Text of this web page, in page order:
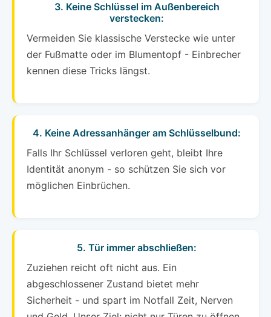
3. Keine Schlüssel im Außenbereich
verstecken:
Vermeiden Sie klassische Verstecke wie unter
der Fußmatte oder im Blumentopf - Einbrecher
kennen diese Tricks längst.
4. Keine Adressanhänger am Schlüsselbund:
Falls Ihr Schlüssel verloren geht, bleibt Ihre
Identität anonym - so schützen Sie sich vor
möglichen Einbrüchen.
5. Tür immer abschließen:
Zuziehen reicht oft nicht aus. Ein
abgeschlossener Zustand bietet mehr
Sicherheit - und spart im Notfall Zeit, Nerven